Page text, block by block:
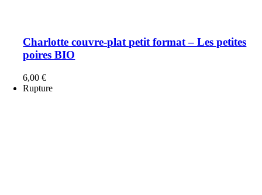
Charlotte couvre-plat petit format – Les petites
poires BIO
6,00€
Rupture